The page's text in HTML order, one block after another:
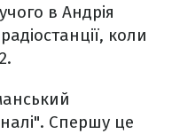
в Андрія
коли
Спершу це